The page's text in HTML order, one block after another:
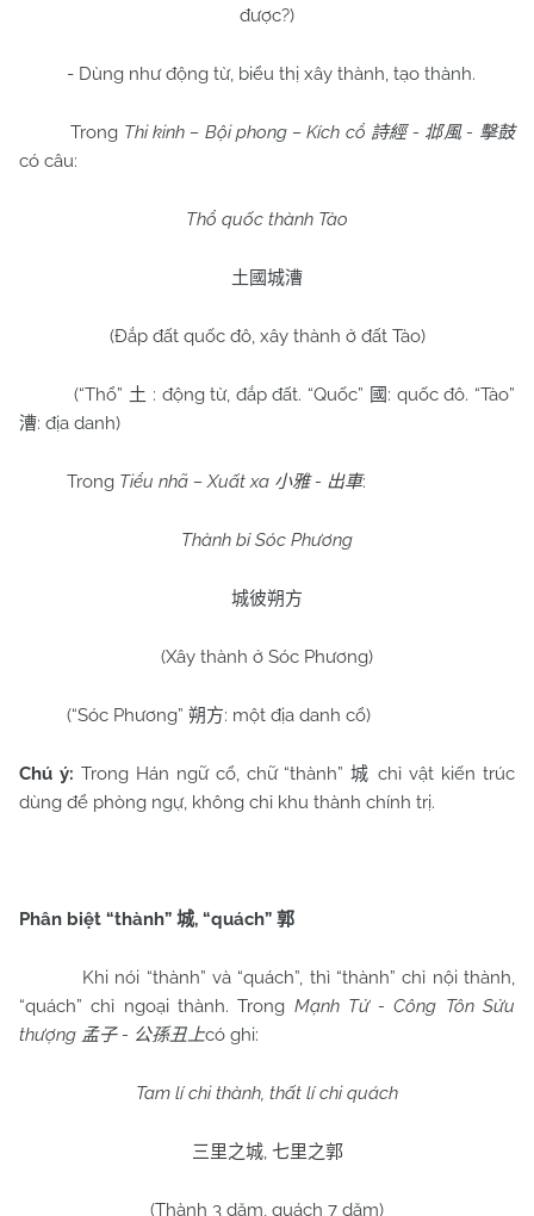
được?)
- Dùng như động từ, biểu thị xây thành, tạo thành.
Trong Thi kinh – Bội phong – Kích cổ 詩經- 邶風- 擊鼓
có câu:
Thổ quốc thành Tào
土國城漕
(Đắp đất quốc đô, xây thành ở đất Tào)
(“Thổ” 土 : động từ, đắp đất. “Quốc” 國 : quốc đô. “Tào”
漕: địa danh)
Trong Tiểu nhã – Xuất xa 小雅- 出車:
Thành bỉ Sóc Phương
城彼朔方
(Xây thành ở Sóc Phương)
(“Sóc Phương” 朔方: một địa danh cổ)
Chú ý: Trong Hán ngữ cổ, chữ “thành”城 chỉ vật kiến trúc
dùng để phòng ngự, không chỉ khu thành chính trị.
Phân biệt “thành” 城, “quách” 郭
Khi nói “thành” và “quách”, thì “thành” chỉ nội thành,
“quách” chỉ ngoại thành. Trong Mạnh Tử - Công Tôn Sửu
thượng 孟子- 公孫丑上có ghi:
Tam lí chi thành, thất lí chi quách
三里之城, 七里之郭
(Thành 3 dặm, quách 7 dặm)